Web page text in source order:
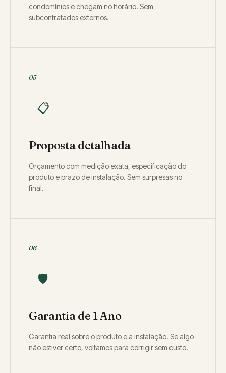
condomínios e chegam no horário. Sem
subcontratados externos.
05
📋
Proposta detalhada
Orçamento com medição exata, especificação do
produto e prazo de instalação. Sem surpresas no
final.
06
🛡️
Garantia de 1 Ano
Garantia real sobre o produto e a instalação. Se algo
não estiver certo, voltamos para corrigir sem custo.